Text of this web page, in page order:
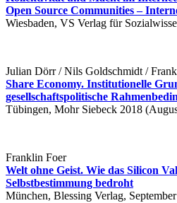
Open Source Communities –
Wiesbaden, VS Verlag für
Julian Dörr / Nils Goldschmidt /
Share Economy. Institutionelle
gesellschaftspolitische
Tübingen, Mohr Siebeck 2018
Franklin Foer
Welt ohne Geist. Wie das Silicon
Selbstbestimmung bedroht
München, Blessing Verlag,